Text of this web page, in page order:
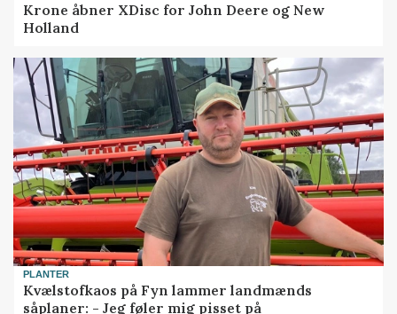
Krone åbner XDisc for John Deere og New
Holland
PLANTER
Kvælstofkaos på Fyn lammer landmænds
såplaner: - Jeg føler mig pisset på